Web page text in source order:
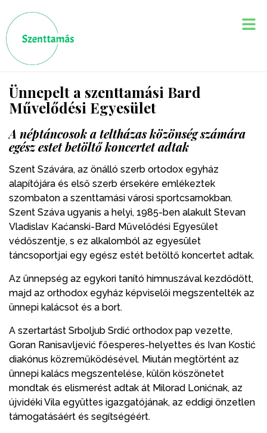
Ünnepelt a szenttamási Bard
Művelődési Egyesület
A néptáncosok a teltházas közönség számára
egész estet betöltő koncertet adtak
Szent Szávára, az önálló szerb ortodox egyház
alapítójára és első szerb érsekére emlékeztek
szombaton a szenttamási városi sportcsarnokban.
Szent Száva ugyanis a helyi, 1985-ben alakult Stevan
Vladislav Kaćanski-Bard Művelődési Egyesület
védőszentje, s ez alkalomból az egyesület
táncsoportjai egy egész estét betöltő koncertet adtak.
Az ünnepség az egykori tanító himnuszával kezdődött,
majd az orthodox egyház képviselői megszentelték az
ünnepi kalácsot és a bort.
A szertartást Srboljub Srdić orthodox pap vezette,
Goran Ranisavljević főesperes-helyettes és Ivan Kostić
diakónus közreműködésével. Miután megtörtént az
ünnepi kalács megszentelése, külön köszönetet
mondtak és elismerést adtak át Milorad Lonićnak, az
újvidéki Vila együttes igazgatójának, az eddigi önzetlen
támogatásáért és segítségéért.